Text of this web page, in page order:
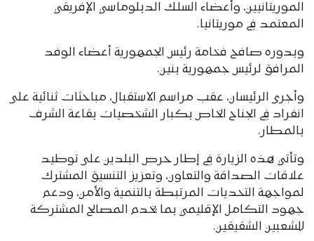
الموريتانيين، وأعضاء السلك الدبلوماسي الإفريقي
المعتمد في موريتانيا.
وبدوره صافح فخامة رئيس الجمهورية أعضاء الوفد
المرافق لرئيس جمهورية بنين.
وأجرى الرئيسان، عقب مراسم الاستقبال، مباحثات ثنائية على
انفراد في الجناح الخاص بكبار الشخصيات بقاعة الشرف
بالمطار.
وتأتي هذه الزيارة في إطار حرص البلدين على توطيد
علاقات الصداقة والتعاون، وتعزيز التنسيق المشترك
لمواجهة التحديات المرتبطة بالتنمية والأمن، ودعم
جهود التكامل الإقليمي بما يخدم المصالح المشتركة
للشعبين الشقيقين.